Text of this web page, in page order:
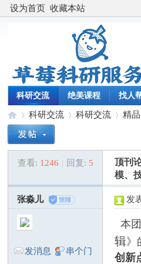
设为首页 收藏本站
科研交流 绝美课程 找人
»
科研交流
›
科研交流 精
查看: 1246 | 回复: 5
顶刊
模、
张淼儿
发消息 串个门
发
本
辑》
创新